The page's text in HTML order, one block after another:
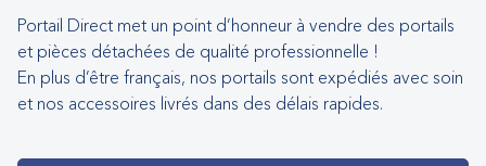
Portail Direct met un point d’honneur à vendre des portails
et pièces détachées de qualité professionnelle !
En plus d’être français, nos portails sont expédiés avec soin
et nos accessoires livrés dans des délais rapides.